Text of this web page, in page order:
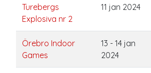
Turebergs
Explosiva nr 2
11 jan 2024
Örebro Indoor
Games
13 - 14 jan
2024